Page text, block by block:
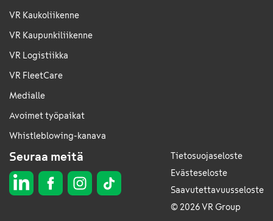
VR Kaukoliikenne
VR Kaupunkiliikenne
VR Logistiikka
VR FleetCare
Medialle
Avoimet työpaikat
Whistleblowing-kanava
Seuraa meitä
Tietosuojaseloste
Evästeseloste
Saavutettavuusseloste
© 2026 VR Group